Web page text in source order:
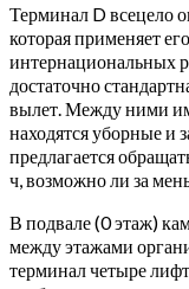
Терминал D всецело
которая применяет
интернациональных
достаточно
вылет. Между ними
находятся уборные и
предлагается
ч, возможно ли за
В подвале (0 этаж)
между этажами
терминал четыре